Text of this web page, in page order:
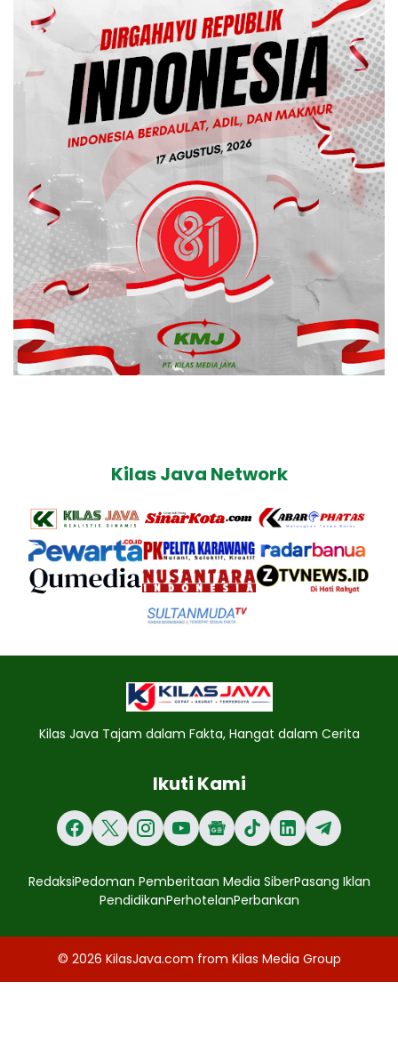
Kilas Java Network
Kilas Java Tajam dalam Fakta, Hangat dalam Cerita
Ikuti Kami
RedaksiPedoman Pemberitaan Media SiberPasang Iklan
PendidikanPerhotelanPerbankan
© 2026 KilasJava.com from Kilas Media Group